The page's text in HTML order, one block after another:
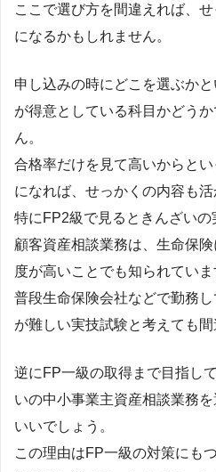
ここで選び方を間違えれば、
になるかもしれません。
申し込みの時にどこを選ぶか
が得意としている科目かどう
ん。
合格率だけを見て高いからと
になれば、せっかくの内容も活
特にFP2級で見るときんざい
顧客資産相談業務は、生命保
度が高いことでも知られていま
普段生命保険会社などで勤務
が難しい実技試験と考えても間
逆にFP一級の取得まで目指し
いの中小事業主資産相談業務
いいでしょう。
この理由はFP一級の対策にも